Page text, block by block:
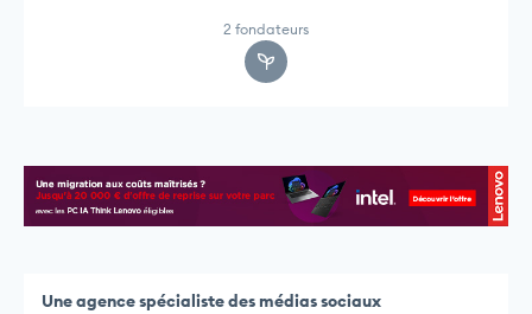
2 fondateurs
Une agence spécialiste des médias sociaux